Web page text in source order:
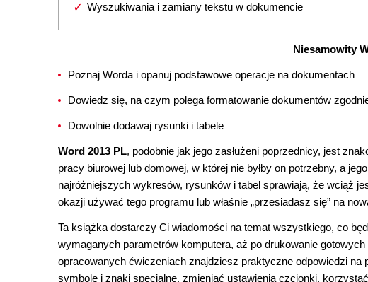
Wyszukiwania i zamiany tekstu w dokumencie
Niesamowity
Poznaj Worda i opanuj podstawowe operacje na dokumentach
Dowiedz się, na czym polega formatowanie dokumentów
Dowolnie dodawaj rysunki i tabele
Word 2013 PL, podobnie jak jego zasłużeni poprzednicy, jest
pracy biurowej lub domowej, w której nie byłby on potrzebny, a
najróżniejszych wykresów, rysunków i tabel sprawiają, że wciąż
okazji używać tego programu lub właśnie „przesiadasz się” na
Ta książka dostarczy Ci wiadomości na temat wszystkiego, co
wymaganych parametrów komputera, aż po drukowanie
opracowanych ćwiczeniach znajdziesz praktyczne odpowiedzi
symbole i znaki specjalne, zmieniać ustawienia czcionki,